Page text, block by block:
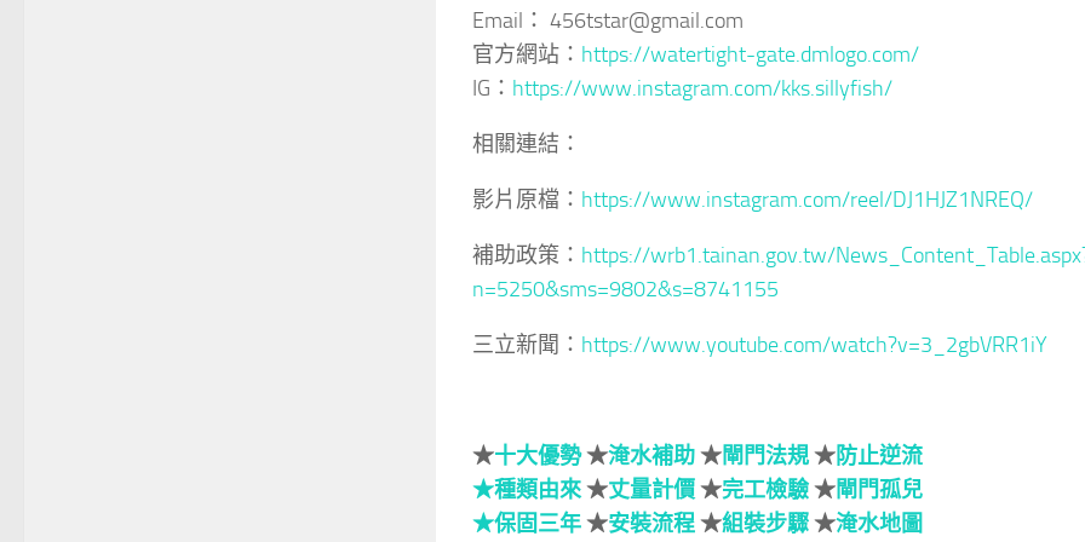
Email： 456tstar@gmail.com
官方網站： https://watertight-gate.dmlogo.com/
IG： https://www.instagram.com/kks.sillyfish/
相關連結：
影片原檔： https://www.instagram.com/reel/DJ1HJZ1NREQ/
補助政策： https://wrb1.tainan.gov.tw/
n=5250&sms=9802&s=8741155
三立新聞： https://www.youtube.com/watch?v=3_2gbVRR1iY
★十大優勢★淹水補助★閘門法規★防止逆流
★種類由來★丈量計價★完工檢驗★閘門孤兒
★保固三年★安裝流程★組裝步驟★淹水地圖